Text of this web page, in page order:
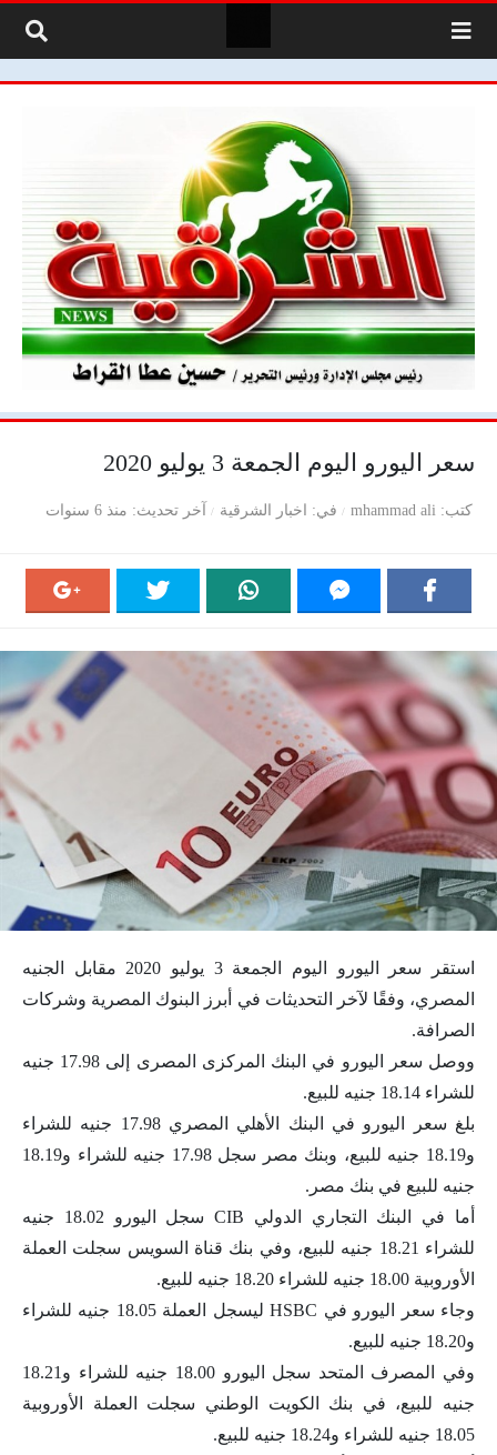
سعر اليورو اليوم الجمعة 3 يوليو 2020
كتب mhammad ali في اخبار الشرقية آخر تحديث منذ 6 سنوات
استقر سعر اليورو اليوم الجمعة 3 يوليو 2020 مقابل الجنيه
المصري، وفقًا لآخر التحديثات في أبرز البنوك المصرية وشركات
الصرافة.
ووصل سعر اليورو في البنك المركزى المصرى إلى 17.98 جنيه
للشراء 18.14 جنيه للبيع.
بلغ سعر اليورو في البنك الأهلي المصري 17.98 جنيه للشراء
و18.19 جنيه للبيع، وبنك مصر سجل 17.98 جنيه للشراء و18.19
جنيه للبيع في بنك مصر.
أما في البنك التجاري الدولي CIB سجل اليورو 18.02 جنيه
للشراء 18.21 جنيه للبيع، وفي بنك قناة السويس سجلت العملة
الأوروبية 18.00 جنيه للشراء 18.20 جنيه للبيع.
وجاء سعر اليورو في HSBC ليسجل العملة 18.05 جنيه للشراء
و18.20 جنيه للبيع.
وفي المصرف المتحد سجل اليورو 18.00 جنيه للشراء و18.21
جنيه للبيع، في بنك الكويت الوطني سجلت العملة الأوروبية
18.05 جنيه للشراء و18.24 جنيه للبيع.